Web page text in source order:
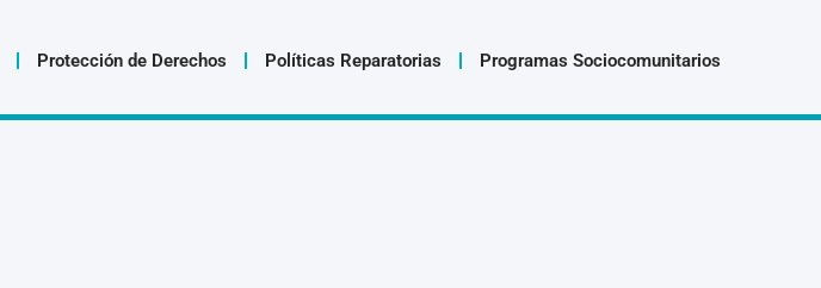
Protección de Derechos Políticas Reparatorias Programas Sociocomunitarios